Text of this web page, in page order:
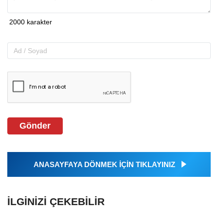
Gönder
ANASAYFAYA DÖNMEK İÇİN TIKLAYINIZ
İLGINIZI ÇEKEBILIR